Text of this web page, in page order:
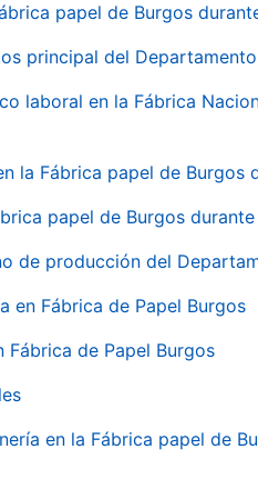
papel de Burgos
principal del
laboral en la Fábrica
la Fábrica papel de Burgos
papel de Burgos durante
de producción del
en Fábrica de Papel Burgos
de Papel Burgos
en la Fábrica papel de